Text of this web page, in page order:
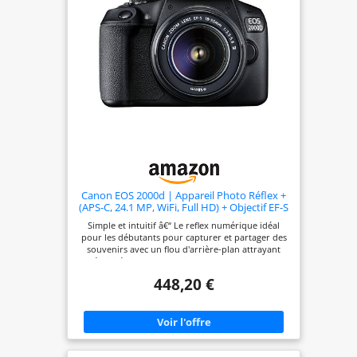
Canon EOS 2000d | Appareil Photo Réflex +
(APS-C, 24.1 MP, WiFi, Full HD) + Objectif EF-S
18-55mm f/3,5-5,6 DC III, Noir
Simple et intuitif â€“ Le reflex numérique idéal
pour les débutants pour capturer et partager des
souvenirs avec un flou d'arrière-plan attrayant
Créativité simple : enregistrement en direct avec
créatif automatique offre - et pour une finition
et déclenchez simplement le sujet â€“ la
reconnaissance automatique des motifs garantit
des résultats de qualité supérieure Capturez des
moments spontanés â€“ dans des vidéos Full HD
448,20 €